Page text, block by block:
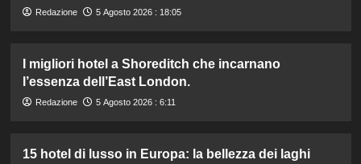
Redazione 5 Agosto 2026 : 18:05
I migliori hotel a Shoreditch che incarnano
l’essenza dell’East London.
Redazione 5 Agosto 2026 : 6:11
15 hotel di lusso in Europa: la bellezza dei laghi